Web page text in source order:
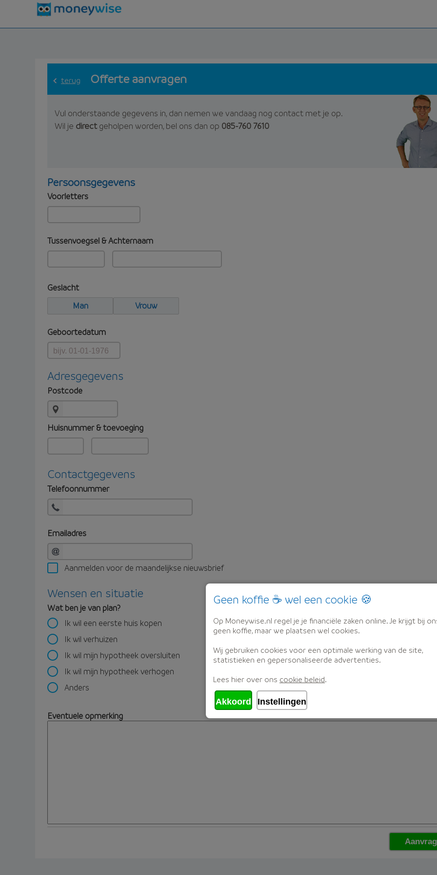
terug Offerte aanvragen
Vul onderstaande gegevens in, dan nemen we vandaag nog contact met je op.
Wil je directgeholpen worden, bel ons dan op 085-760 7610
Persoonsgegevens
Voorletters
Tussenvoegsel & Achternaam
Geslacht
Man
Vrouw
Geboortedatum
Adresgegevens
Postcode
Huisnummer & toevoeging
Contactgegevens
Telefoonnummer
Emailadres
Aanmelden voor de maandelijkse nieuwsbrief
Wensen en situatie
Wat ben je van plan?
Ik wil een eerste huis kopen
Ik wil verhuizen
Ik wil mijn hypotheek oversluiten
Ik wil mijn hypotheek verhogen
Anders
Eventuele opmerking
Geen koffie ☕ wel een cookie 🍪
Op Moneywise.nl regel je je financiële zaken online. Je krijgt bij
geen koffie, maar we plaatsen wel cookies.
Wij gebruiken cookies voor een optimale werking van de site,
statistieken en gepersonaliseerde advertenties.
Lees hier over ons cookie beleid.
Akkoord Instellingen